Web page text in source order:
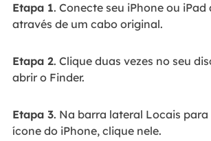
Etapa 1. Conecte seu iPhone ou iPad
através de um cabo original.
Etapa 2. Clique duas vezes no seu
abrir o Finder.
Etapa 3. Na barra lateral Locais
ícone do iPhone, clique nele.